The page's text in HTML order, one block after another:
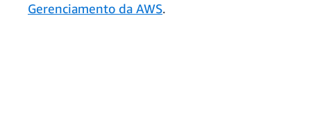
Gerenciamento da AWS.